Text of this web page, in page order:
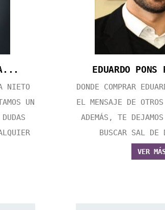
NIETO
UN
EDUARDO
DONDE COMPRAR
EL MENSAJE DE
ADEMÁS, TE
BUSCAR SAL
VER